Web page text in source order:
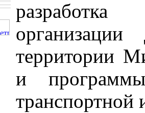
территории
и программы
транспортной